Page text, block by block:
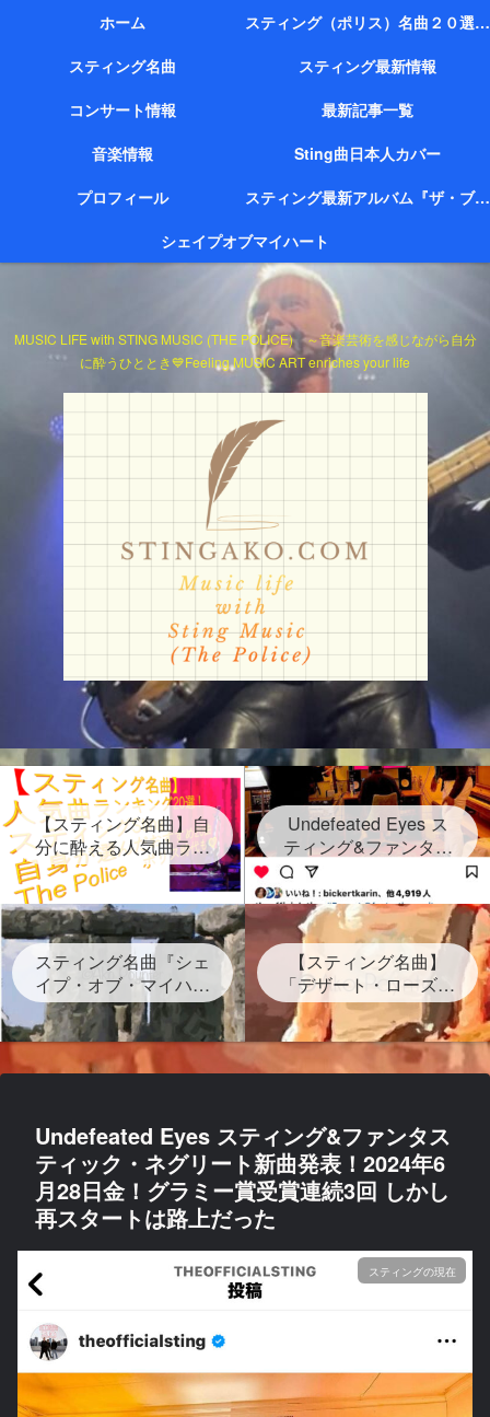
MUSIC LIFE with STING MUSIC (THE POLICE) ～音楽芸術を感じながら自分
に酔うひととき💙Feeling MUSIC ART enriches your life
ホーム
スティング（ポリス）名曲２０選（代表作）
スティング名曲
スティング最新情報
コンサート情報
最新記事一覧
音楽情報
Sting曲日本人カバー
プロフィール
スティング最新アルバム『ザ・ブリッジ』
シェイプオブマイハート
【スティング名曲】自
分に酔える人気曲ラン
キング20選！スティン
グセクシーショットが
放つ Sting自身が選ん
だ２０曲、なんと日本
語だけのタイトルソン
グが存在する？」
Undefeated Eyes ス
ティング&ファンタス
ティック・ネグリート
新曲発表！2024年6月
28日金！グラミー賞受
賞連続3回 しかし再ス
タートは路上だった
スティング名曲『シェ
イプ・オブ・マイハー
ト』ストーンヘンジの
岩の下書かれた曲を宇
多田ヒカルがサンプリ
ング なぜ？映画レオ
【スティング名曲】
「デザート・ローズ」
砂漠のバラは？岩？歌
詞・和訳・背景どんな
曲？
Undefeated Eyes スティング&ファンタス
ティック・ネグリート新曲発表！2024年6
月28日金！グラミー賞受賞連続3回 しかし
再スタートは路上だった
スティングの現在